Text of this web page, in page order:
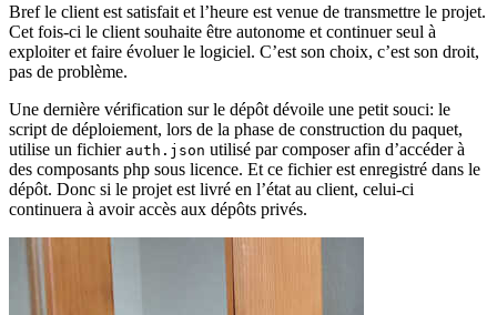
Bref le client est satisfait et l’heure est venue de transmettre le projet.
Cet fois-ci le client souhaite être autonome et continuer seul à
exploiter et faire évoluer le logiciel. C’est son choix, c’est son droit,
pas de problème.
Une dernière vérification sur le dépôt dévoile une petit souci: le
script de déploiement, lors de la phase de construction du paquet,
utilise un fichier auth.json utilisé par composer afin d’accéder à
des composants php sous licence. Et ce fichier est enregistré dans le
dépôt. Donc si le projet est livré en l’état au client, celui-ci
continuera à avoir accès aux dépôts privés.